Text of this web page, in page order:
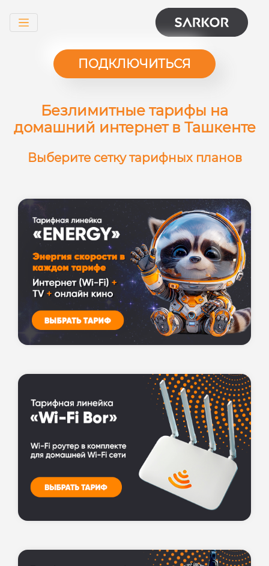
ПОДКЛЮЧИТЬСЯ
Безлимитные тарифы на
домашний интернет в Ташкенте
Выберите сетку тарифных планов